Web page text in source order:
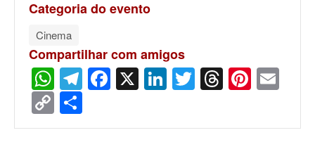
Categoria do evento
Cinema
Compartilhar com amigos
WhatsApp
Telegram
Facebook
X LinkedIn
Twitter
Threads
Copy
Link